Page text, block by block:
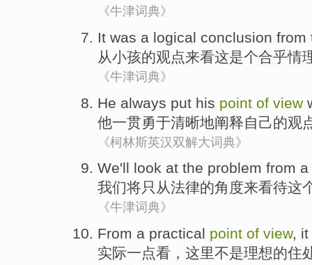
《牛津词典》
It was a logical conclusion from
从小孩的观点来看这是个合乎情
《牛津词典》
He always put his point of view
他一贯勇于清晰地阐释自己的观
《柯林斯英汉双解大词典》
We'll look at the problem from
我们将只 从法律的角度来看待这
《牛津词典》
From a practical point of view, it
实际一点看 ， 这里不是理想的住